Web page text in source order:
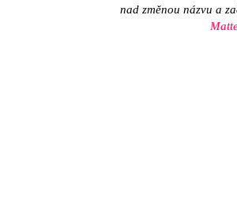
nad změnou názvu a